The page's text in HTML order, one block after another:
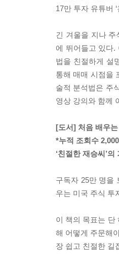
17만 투자 유튜버
긴 겨울을 지나
에 뛰어들고 있다.
법을 친절하게 설
통해 매매 시점을
술적 분석법은 주
영상 강의와 함께
[도서] 처음 배우
*누적 조회수
‘친절한 재승씨’
구독자 25만 명을
우는 미국 주식 투
이 책의 목표는 단
해 어떻게 주문해
장 쉽고 친절한 길